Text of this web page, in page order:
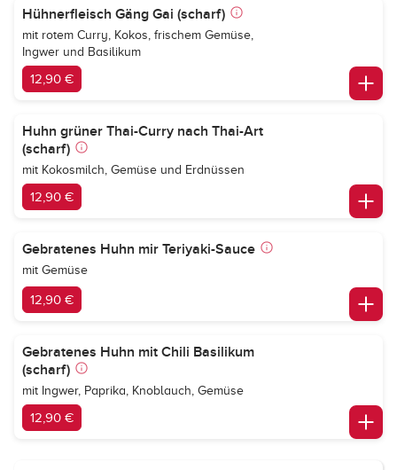
Hühnerfleisch Gäng Gai (scharf)
mit rotem Curry, Kokos, frischem Gemüse,
Ingwer und Basilikum
12,90 €
Huhn grüner Thai-Curry nach Thai-Art
(scharf)
mit Kokosmilch, Gemüse und Erdnüssen
12,90 €
Gebratenes Huhn mir Teriyaki-Sauce
mit Gemüse
12,90 €
Gebratenes Huhn mit Chili Basilikum
(scharf)
mit Ingwer, Paprika, Knoblauch, Gemüse
12,90 €